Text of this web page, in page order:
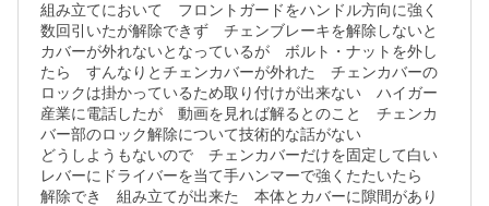
組み立てにおいて　フロントガードをハンドル方向に強く
数回引いたが解除できず　チェンブレーキを解除しないと
カバーが外れないとなっているが　ボルト・ナットを外し
たら　すんなりとチェンカバーが外れた　チェンカバーの
ロックは掛かっているため取り付けが出来ない　ハイガー
産業に電話したが　動画を見れば解るとのこと　チェンカ
バー部のロック解除について技術的な話がない
どうしようもないので　チェンカバーだけを固定して白い
レバーにドライバーを当て手ハンマーで強くたたいたら
解除でき　組み立てが出来た　本体とカバーに隙間があり